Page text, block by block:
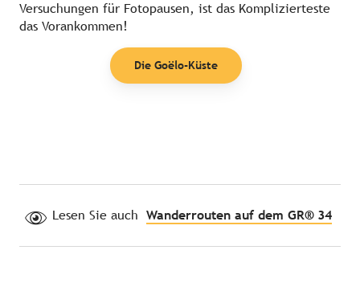
Versuchungen für Fotopausen, ist das Komplizierteste
das Vorankommen!
Die Goëlo-Küste
Lesen Sie auch Wanderrouten auf dem GR® 34